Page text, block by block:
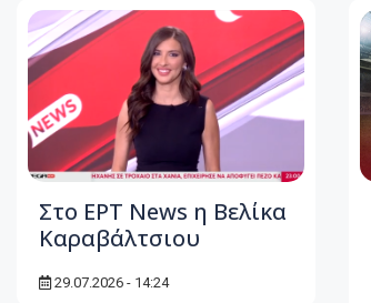
Στο ΕΡΤ News η Βελίκα
Καραβάλτσιου
29.07.2026 - 14:24